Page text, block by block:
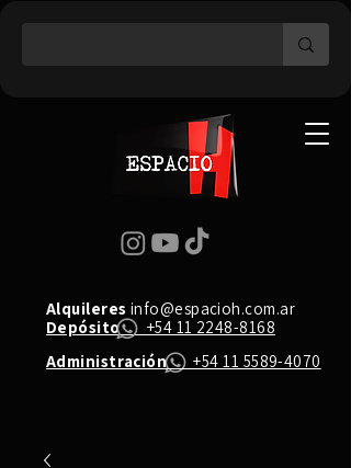
Depósito+54 11 2248-8168
Administración+54 11 5589-4070
Alquileres info@espacioh.com.ar